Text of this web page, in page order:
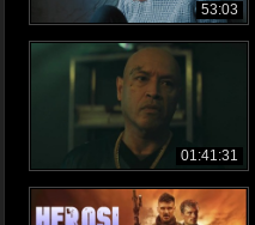
53:03
01:41:31